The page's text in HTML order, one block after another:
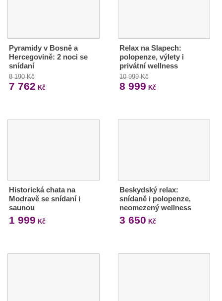
Pyramidy v Bosně a
Hercegovině: 2 noci se
snídaní
8 190 Kč
7 762 Kč
Relax na Slapech:
polopenze, výlety i
privátní wellness
10 999 Kč
8 999 Kč
Historická chata na
Modravě se snídaní i
saunou
1 999 Kč
Beskydský relax:
snídaně i polopenze,
neomezený wellness
3 650 Kč